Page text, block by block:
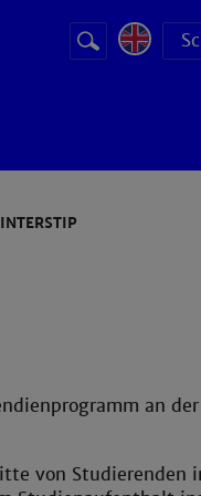
Suchbegriff
Suche
starten
INTERSTIP
an der
von Studierenden